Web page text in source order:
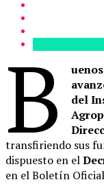
B
del
transfiriendo sus
dispuesto en el
en el Boletín